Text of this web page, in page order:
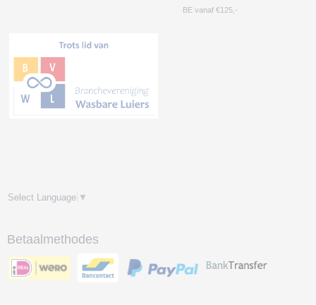
BE vanaf €125,-
Select Language ▼
Betaalmethodes